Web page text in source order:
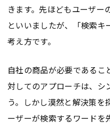
きます。先ほどもユーザー
といいましたが、「検索
考え方です。
自社の商品が必要である
対してのアプローチは、シ
う。しかし漠然と解決策
ーザーが検索するワードを